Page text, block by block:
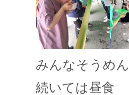
みんなそうめ
続いては昼食